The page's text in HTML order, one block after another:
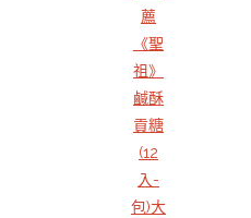
薦
《聖
祖》
鹹酥
貢糖
(12
入-
包)大